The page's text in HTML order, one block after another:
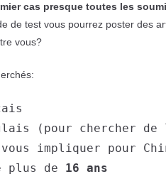
cas presque toutes les
de test vous pourrez poster des
vous?
(pour chercher de
impliquer pour
plus de 16 ans